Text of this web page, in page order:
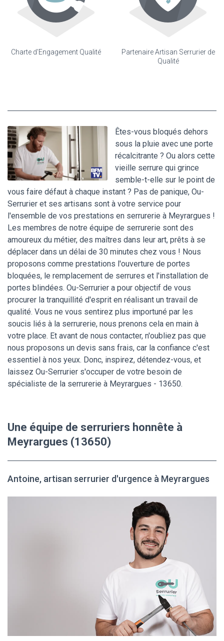
Charte d'Engagement Qualité
Partenaire Artisan Serrurier de
Qualité
Êtes-vous bloqués dehors
sous la pluie avec une porte
récalcitrante ? Ou alors cette
vieille serrure qui grince
semble-t-elle sur le point de
vous faire défaut à chaque instant ? Pas de panique, Ou-
Serrurier et ses artisans sont à votre service pour
l'ensemble de vos prestations en serrurerie à Meyrargues !
Les membres de notre équipe de serrurerie sont des
amoureux du métier, des maîtres dans leur art, prêts à se
déplacer dans un délai de 30 minutes chez vous ! Nous
proposons comme prestations l'ouverture de portes
bloquées, le remplacement de serrures et l'installation de
portes blindées. Ou-Serrurier a pour objectif de vous
procurer la tranquillité d'esprit en réalisant un travail de
qualité. Vous ne vous sentirez plus importuné par les
soucis liés à la serrurerie, nous prenons cela en main à
votre place. Et avant de nous contacter, n'oubliez pas que
nous proposons un devis sans frais, car la confiance c'est
essentiel à nos yeux. Donc, inspirez, détendez-vous, et
laissez Ou-Serrurier s'occuper de votre besoin de
spécialiste de la serrurerie à Meyrargues - 13650.
Une équipe de serruriers honnête à
Meyrargues (13650)
Antoine, artisan serrurier d'urgence à Meyrargues